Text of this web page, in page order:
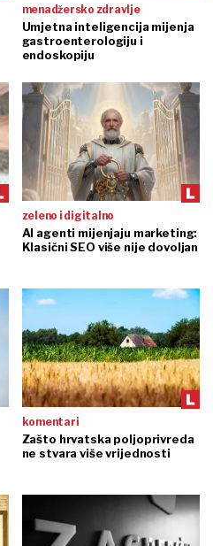
menadžersko zdravlje
Umjetna inteligencija mijenja
gastroenterologiju i
endoskopiju
zeleno i digitalno
AI agenti mijenjaju marketing:
Klasični SEO više nije dovoljan
komentari
Zašto hrvatska poljoprivreda
ne stvara više vrijednosti